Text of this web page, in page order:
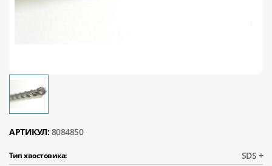
АРТИКУЛ: 8084850
Тип хвостовика: SDS +